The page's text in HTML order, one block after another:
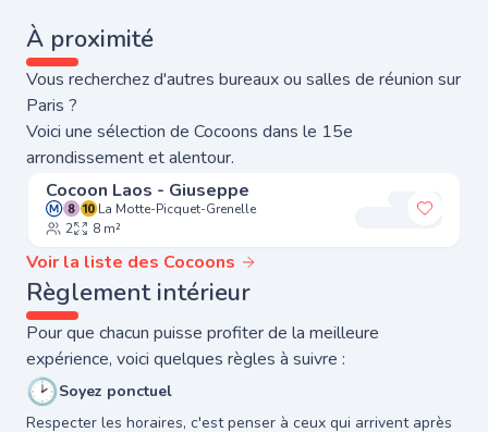
À proximité
Vous recherchez d'autres bureaux ou salles de réunion sur
Paris ?
Voici une sélection de Cocoons dans le 15e
arrondissement et alentour.
Cocoon Laos - Giuseppe
La Motte-Picquet-Grenelle
2
8 m²
Voir la liste des Cocoons
Règlement intérieur
Pour que chacun puisse profiter de la meilleure
expérience, voici quelques règles à suivre :
🕑Soyez ponctuel
Respecter les horaires, c'est penser à ceux qui arrivent après